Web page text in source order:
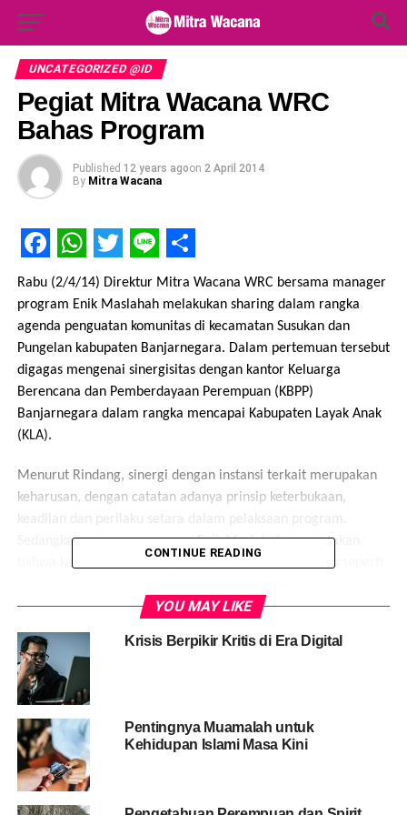
for:
UNCATEGORIZED @ID
Pegiat Mitra Wacana WRC
Bahas Program
Published 12 years agoon 2 April 2014
By Mitra Wacana
Facebook
WhatsApp
Twitter
LineShare
Rabu (2/4/14) Direktur Mitra Wacana WRC bersama manager
program Enik Maslahah melakukan sharing dalam rangka
agenda penguatan komunitas di kecamatan Susukan dan
Pungelan kabupaten Banjarnegara. Dalam pertemuan tersebut
digagas mengenai sinergisitas dengan kantor Keluarga
Berencana dan Pemberdayaan Perempuan (KBPP)
Banjarnegara dalam rangka mencapai Kabupaten Layak Anak
(KLA).
Menurut Rindang, sinergi dengan instansi terkait merupakan
keharusan, dengan catatan adanya prinsip keterbukaan,
Sedangkan manager program Enik Maslahah menyatakan
bahwa keberadaan lembaga-lembaga non pemerintah seperti
dalam pelaksaan program dilapangan. Ia menambahkan
dari pembangunan di masyarakat tanpa meninggalkan
identitas yang kritis, empati dan berperspektif.
Share this:
Facebook
CONTINUE READING
YOU MAY LIKE
Krisis Berpikir Kritis di Era Digital
Pentingnya Muamalah untuk
Kehidupan Islami Masa Kini